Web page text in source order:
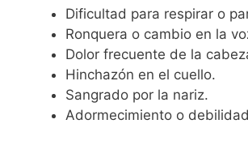
Dificultad para respirar o
Ronquera o cambio en la
Dolor frecuente de la
Hinchazón en el cuello.
Sangrado por la nariz.
Adormecimiento o